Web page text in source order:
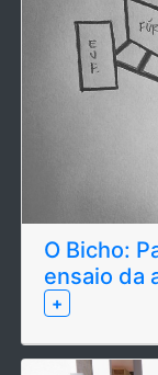
O Bicho:
ensaio da
+